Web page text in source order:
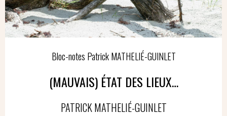
Bloc-notes Patrick MATHELIÉ-GUINLET
(MAUVAIS) ÉTAT DES LIEUX…
PATRICK MATHELIÉ-GUINLET